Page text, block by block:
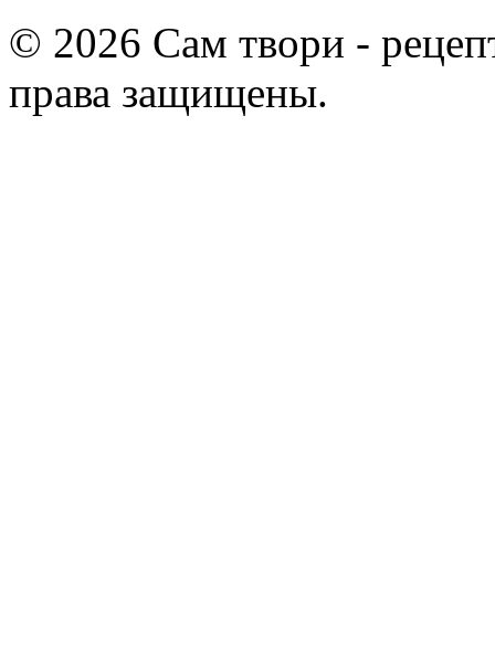
© 2026 Сам твори -
права защищены.